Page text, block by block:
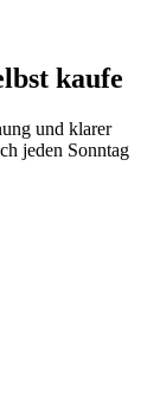
kaufe
und klarer
jeden Sonntag